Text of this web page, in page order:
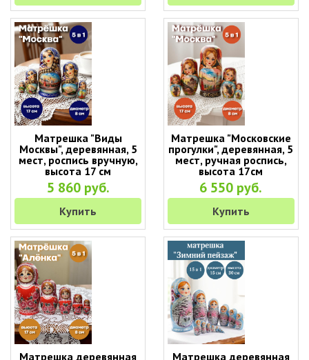
Матрешка "Виды
Москвы", деревянная, 5
мест, роспись вручную,
высота 17 см
5 860 руб.
Купить
Матрешка "Московские
прогулки", деревянная, 5
мест, ручная роспись,
высота 17см
6 550 руб.
Купить
Матрешка деревянная Матрешка деревянная